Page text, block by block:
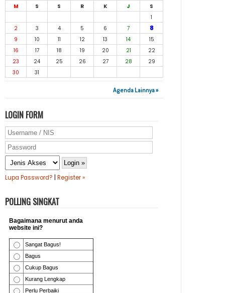
M S S R K J
S
1
2
3 4 5 6 7 8
9 10 11 12 13 14
15
16
17 18 19 20 21
22
23
24 25 26 27 28
29
30
31
Agenda Lainnya »
LOGIN FORM
Lupa Password? Register »
POLLING SINGKAT